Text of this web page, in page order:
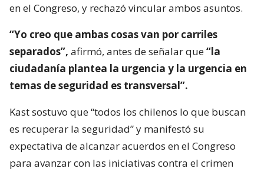
en el Congreso, y rechazó vincular ambos asuntos.
“Yo creo que ambas cosas van por carriles
separados”, afirmó, antes de señalar que“la
ciudadanía plantea la urgencia y la urgencia en
temas de seguridad es transversal”.
Kast sostuvo que “todos los chilenos lo que buscan
es recuperar la seguridad” y manifestó su
expectativa de alcanzar acuerdos en el Congreso
para avanzar con las iniciativas contra el crimen